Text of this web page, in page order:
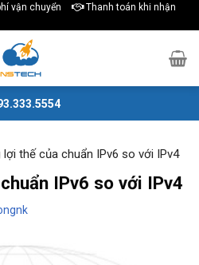
vận chuyển
Thanh toán khi nhận
lợi thế của chuẩn IPv6 so với IPv4
IPv6 so với IPv4